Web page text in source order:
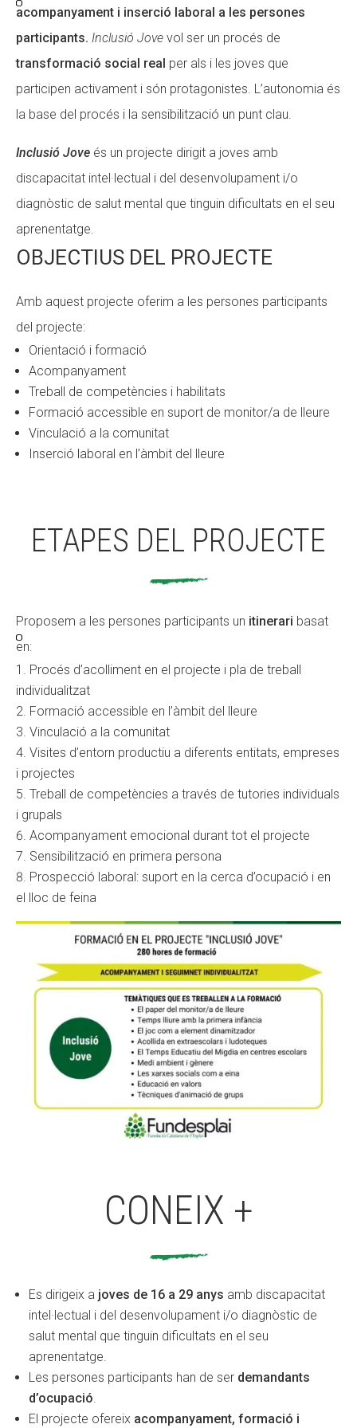
acompanyament i inserció laboral a les persones
participants. Inclusió Jove vol ser un procés de
transformació social real per als i les joves que
participen activament i són protagonistes. L’autonomia és
la base del procés i la sensibilització un punt clau.
Inclusió Jove és un projecte dirigit a joves amb
discapacitat intel·lectual i del desenvolupament i/o
diagnòstic de salut mental que tinguin dificultats en el seu
aprenentatge.
OBJECTIUS DEL PROJECTE
Amb aquest projecte oferim a les persones participants
del projecte:
Orientació i formació
Acompanyament
Treball de competències i habilitats
Formació accessible en suport de monitor/a de lleure
Vinculació a la comunitat
Inserció laboral en l’àmbit del lleure
ETAPES DEL PROJECTE
Proposem a les persones participants un itinerari basat
en:
Procés d’acolliment en el projecte i pla de treball
individualitzat
Formació accessible en l’àmbit del lleure
Vinculació a la comunitat
Visites d’entorn productiu a diferents entitats, empreses
i projectes
Treball de competències a través de tutories individuals
i grupals
Acompanyament emocional durant tot el projecte
Sensibilització en primera persona
Prospecció laboral: suport en la cerca d’ocupació i en
el lloc de feina
CONEIX +
Es dirigeix a joves de 16 a 29 anys amb discapacitat
intel·lectual i del desenvolupament i/o diagnòstic de
salut mental que tinguin dificultats en el seu
aprenentatge.
Les persones participants han de ser demandants
d’ocupació.
El projecte ofereix acompanyament, formació i